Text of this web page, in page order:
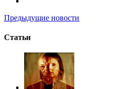
Предыдущие новости
Статьи